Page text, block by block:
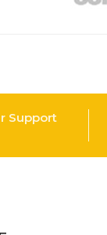
Support